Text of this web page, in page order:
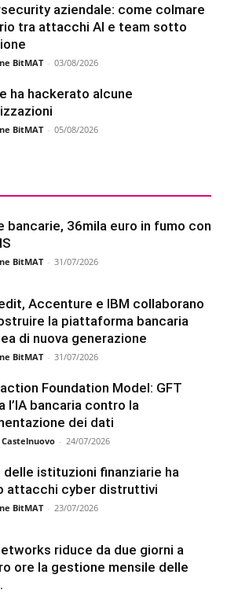
aziendale: come colmare
tra attacchi AI e team sotto
BitMAT - 03/08/2026
ha hackerato alcune
BitMAT - 05/08/2026
bancarie, 36mila euro in fumo con
BitMAT - 31/07/2026
Accenture e IBM collaborano
la piattaforma bancaria
di nuova generazione
BitMAT - 31/07/2026
Foundation Model: GFT
l’IA bancaria contro la
dei dati
- 24/07/2026
delle istituzioni finanziarie ha
attacchi cyber distruttivi
BitMAT - 23/07/2026
riduce da due giorni a
ore la gestione mensile delle